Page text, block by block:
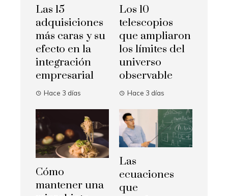
Las 15
adquisiciones
más caras y su
efecto en la
integración
empresarial
Hace 3 días
Los 10
telescopios
que ampliaron
los límites del
universo
observable
Hace 3 días
Cómo
mantener una
Las
ecuaciones
que